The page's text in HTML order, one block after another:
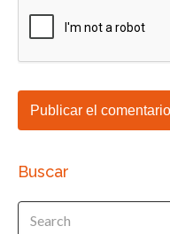
Buscar